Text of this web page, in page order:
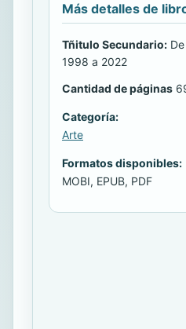
Más detalles de
Tñitulo Secundario: De
1998 a 2022
Cantidad de páginas
Categoría:
Arte
Formatos disponibles:
MOBI, EPUB, PDF